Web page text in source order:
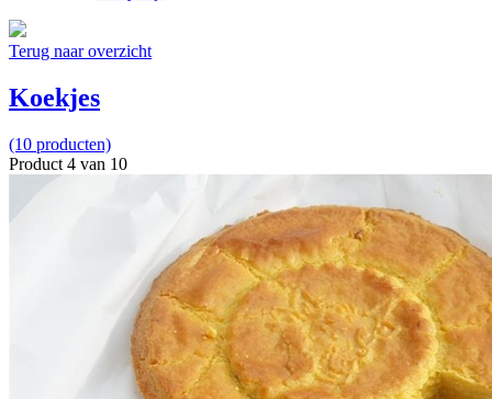
Terug naar overzicht
Koekjes
(10 producten)
Product 4 van 10